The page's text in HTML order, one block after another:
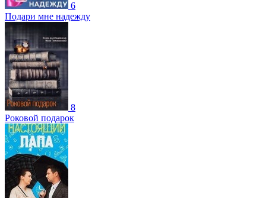
6
Подари мне надежду
8
Роковой подарок